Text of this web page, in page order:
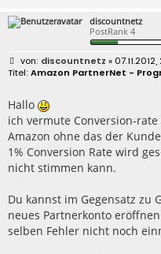
discountnetz
PostRank 4
B
e
r
a
g
discountnetz »
Amazon PartnerNet -
Hallo
ich vermute Conversion-
Amazon ohne das der
1% Conversion Rate wird
nicht stimmen kann.
Du kannst im Gegensatz zu
neues Partnerkonto
selben Fehler nicht noch